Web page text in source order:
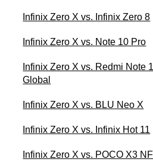
Infinix Zero X vs. Infinix Zero 8
Infinix Zero X vs. Note 10 Pro
Infinix Zero X vs. Redmi Note
Global
Infinix Zero X vs. BLU Neo X
Infinix Zero X vs. Infinix Hot 11
Infinix Zero X vs. POCO X3